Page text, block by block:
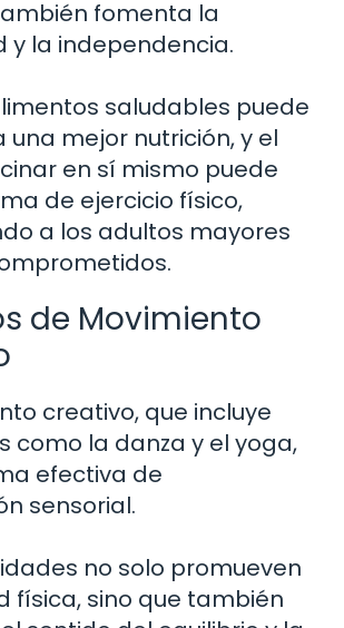
fomenta la
y la independencia.
saludables puede
una mejor nutrición, y el
en sí mismo puede
de ejercicio físico,
a los adultos mayores
de Movimiento
creativo, que incluye
como la danza y el yoga,
efectiva de
sensorial.
no solo promueven
física, sino que también